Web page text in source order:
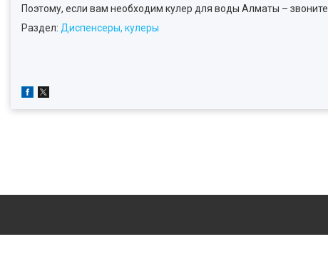
Поэтому, если вам необходим кулер для воды Алматы –
Раздел: Диспенсеры, кулеры